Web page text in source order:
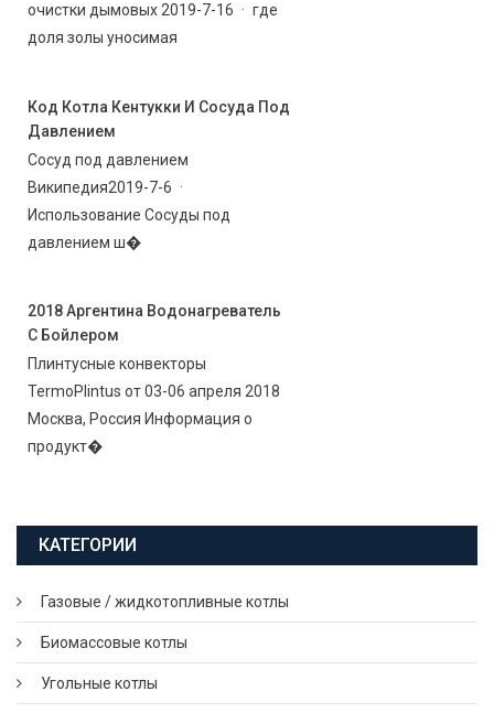
очистки дымовых 2019-7-16 · где
доля золы уносимая
Код Котла Кентукки И Сосуда Под
Давлением
Сосуд под давлением
Википедия2019-7-6 ·
Использование Сосуды под
давлением ш�
2018 Аргентина Водонагреватель
С Бойлером
Плинтусные конвекторы
TermoPlintus от 03-06 апреля 2018
Москва, Россия Информация о
продукт�
КАТЕГОРИИ
Газовые / жидкотопливные котлы
Биомассовые котлы
Угольные котлы